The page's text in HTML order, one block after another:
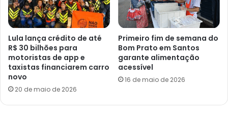
Lula lança crédito de até
R$ 30 bilhões para
motoristas de app e
taxistas financiarem carro
novo
20 de maio de 2026
Primeiro fim de semana do
Bom Prato em Santos
garante alimentação
acessível
16 de maio de 2026